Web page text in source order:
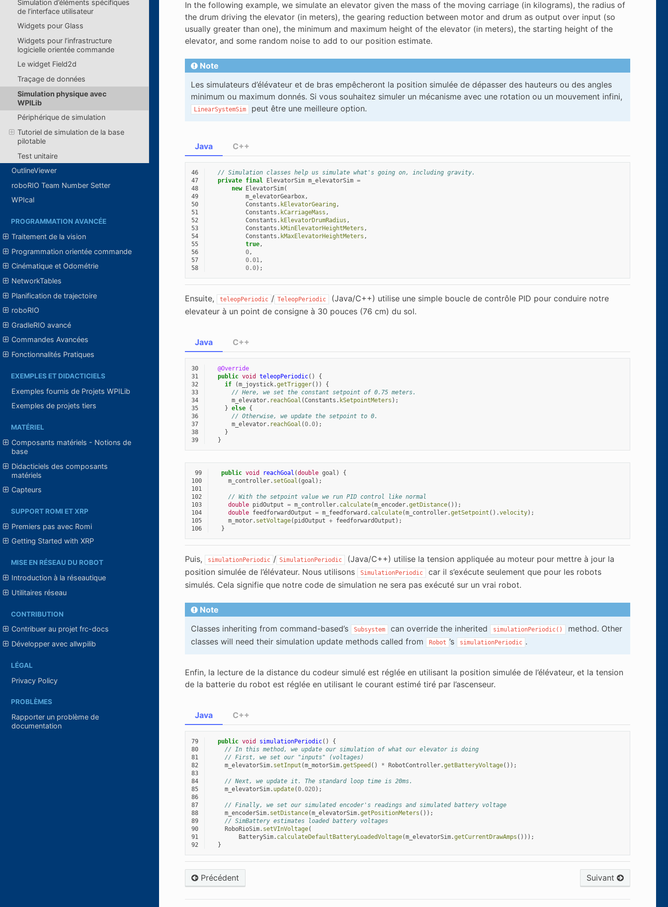
Simulation d’éléments spécifiques
de l’interface utilisateur
Widgets pour Glass
Widgets pour l’infrastructure
logicielle orientée commande
Le widget Field2d
Traçage de données
Simulation physique avec
WPILib
Périphérique de simulation
Tutoriel de simulation de la base
pilotable
Test unitaire
OutlineViewer
roboRIO Team Number Setter
WPIcal
PROGRAMMATION AVANCÉE
Traitement de la vision
Programmation orientée commande
Cinématique et Odométrie
NetworkTables
Planification de trajectoire
roboRIO
GradleRIO avancé
Commandes Avancées
Fonctionnalités Pratiques
EXEMPLES ET DIDACTICIELS
Exemples fournis de Projets WPILib
Exemples de projets tiers
MATÉRIEL
Composants matériels - Notions de
base
Didacticiels des composants
matériels
Capteurs
SUPPORT ROMI ET XRP
Premiers pas avec Romi
Getting Started with XRP
MISE EN RÉSEAU DU ROBOT
Introduction à la réseautique
Utilitaires réseau
CONTRIBUTION
Contribuer au projet frc-docs
Développer avec allwpilib
LÉGAL
Privacy Policy
PROBLÈMES
Rapporter un problème de
documentation
In the following example, we simulate an elevator given the mass of the moving carriage (in kilograms), the radius of
the drum driving the elevator (in meters), the gearing reduction between motor and drum as output over input (so
usually greater than one), the minimum and maximum height of the elevator (in meters), the starting height of the
elevator, and some random noise to add to our position estimate.
Note
Les simulateurs d’élévateur et de bras empêcheront la position simulée de dépasser des hauteurs ou des angles
minimum ou maximum donnés. Si vous souhaitez simuler un mécanisme avec une rotation ou un mouvement infini,
LinearSystemSim peut être une meilleure option.
Java
46
// Simulation classes help us simulate what's going on, including gravity.
47
private final ElevatorSim m_elevatorSim =
48
new ElevatorSim(
49
m_elevatorGearbox,
50
Constants . kElevatorGearing,
51
Constants . kCarriageMass ,
52
Constants . kElevatorDrumRadius ,
53
Constants . kMinElevatorHeightMeters ,
54
Constants . kMaxElevatorHeightMeters ,
55
true,
56
0,
57
0.01,
58
0.0);
C++
Ensuite, teleopPeriodic / TeleopPeriodic
(Java/C++) utilise une simple boucle de contrôle PID pour conduire notre
elevateur à un point de consigne à 30 pouces (76 cm) du sol.
Java
30
@Override
31
public void teleopPeriodic()
{
32
if (m_joystick.getTrigger())
{
33
// Here, we set the constant setpoint of 0.75 meters.
34
m_elevator. reachGoal (Constants . kSetpointMeters );
35
} else {
36
// Otherwise, we update the setpoint to 0.
37
m_elevator. reachGoal (0.0);
38
}
39
}
99 public void reachGoal (double goal )
{
100
m_controller. setGoal (goal );
101
102
// With the setpoint value we run PID control like normal
103
double pidOutput = m_controller. calculate(m_encoder.getDistance());
104
double feedforwardOutput = m_feedforward . calculate(m_controller.getSetpoint ().velocity);
105
m_motor. setVoltage( pidOutput + feedforwardOutput );
106
}
C++
Puis, simulationPeriodic / SimulationPeriodic
(Java/C++) utilise la tension appliquée au moteur pour mettre à jour la
position simulée de l’élévateur. Nous utilisons
SimulationPeriodic
car il s’exécute seulement que pour les robots
simulés. Cela signifie que notre code de simulation ne sera pas exécuté sur un vrai robot.
Note
Classes inheriting from command-based’s
Subsystem can override the inherited simulationPeriodic()
method. Other
classes will need their simulation update methods called from
Robot ’s simulationPeriodic .
Enfin, la lecture de la distance du codeur simulé est réglée en utilisant la position simulée de l’élévateur, et la tension
de la batterie du robot est réglée en utilisant le courant estimé tiré par l’ascenseur.
Java
79 public void simulationPeriodic()
{
80
// In this method, we update our simulation of what our elevator is doing
81
// First, we set our "inputs" (voltages)
82
m_elevatorSim. setInput (m_motorSim.getSpeed () * RobotController.getBatteryVoltage());
83
84
// Next, we update it. The standard loop time is 20ms.
85
m_elevatorSim. update(0.020);
86
87
// Finally, we set our simulated encoder's readings and simulated battery voltage
88
m_encoderSim. setDistance(m_elevatorSim.getPositionMeters ());
89
// SimBattery estimates loaded battery voltages
90
RoboRioSim. setVInVoltage(
91
BatterySim. calculateDefaultBatteryLoadedVoltage(m_elevatorSim.getCurrentDrawAmps ()));
92
}
C++
Précédent Suivant